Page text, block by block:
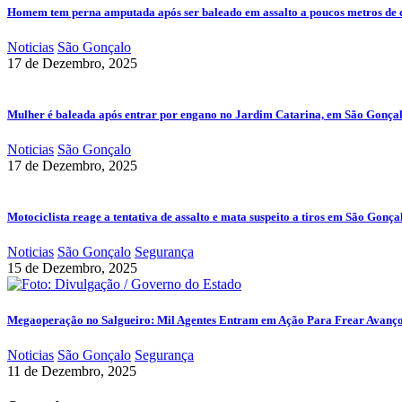
Homem tem perna amputada após ser baleado em assalto a poucos metros de
Noticias São Gonçalo
17 de Dezembro, 2025
Mulher é baleada após entrar por engano no Jardim Catarina, em São
Noticias São Gonçalo
17 de Dezembro, 2025
Motociclista reage a tentativa de assalto e mata suspeito a tiros em São
Noticias São Gonçalo Segurança
15 de Dezembro, 2025
Megaoperação no Salgueiro: Mil Agentes Entram em Ação Para Frear
Noticias São Gonçalo Segurança
11 de Dezembro, 2025